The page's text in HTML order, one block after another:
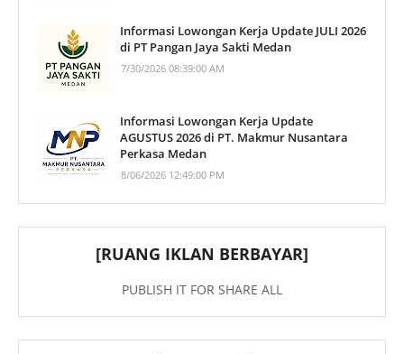
Informasi Lowongan Kerja Update JULI 2026
di PT Pangan Jaya Sakti Medan
7/30/2026 08:39:00 AM
Informasi Lowongan Kerja Update
AGUSTUS 2026 di PT. Makmur Nusantara
Perkasa Medan
8/06/2026 12:49:00 PM
[RUANG IKLAN BERBAYAR]
PUBLISH IT FOR SHARE ALL